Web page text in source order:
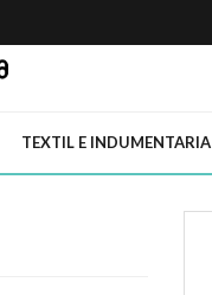
TEXTIL E INDUMENTARIA